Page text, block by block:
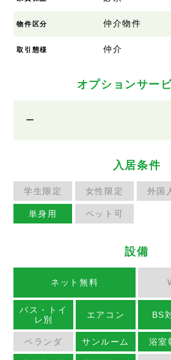
物件区分 仲介物件
取引態様 仲介
オプションサー
ー
入居条件
学生限定 女性限定 外国
単身用 ペット可
設備
ネット無料
バス・トイ
レ別
エアコン BS
ベランダ サンルーム 浴室